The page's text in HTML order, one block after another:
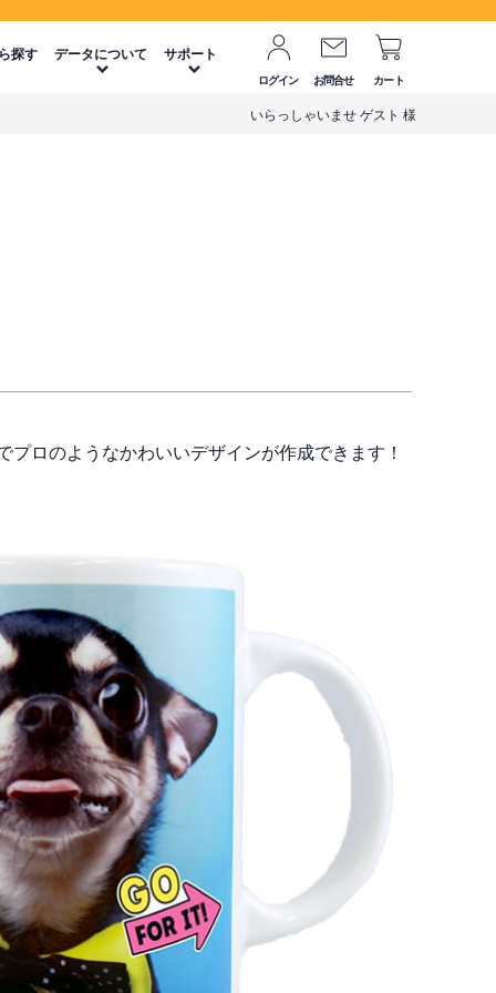
探す データについて サポート
ログイン お問合せ カート
いらっしゃいませ ゲスト 様
ロのようなかわいいデザインが作成できます！